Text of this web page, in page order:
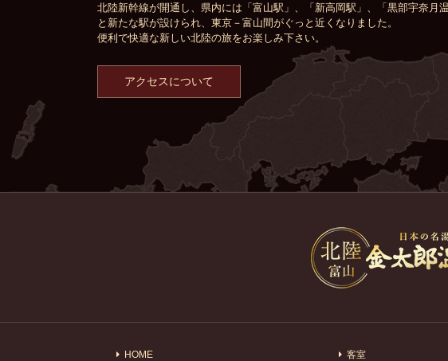
北陸新幹線が開通し、県内には「富山駅」、「新高岡駅」、「黒部宇奈月温
と新たな駅が設けられ、東京－富山間がぐっと近くなりました。
便利で快適な新しい北陸の旅をお楽しみ下さい。
アクセスについて
HOME 客室